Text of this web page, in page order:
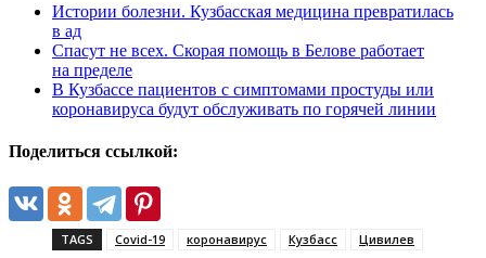
Истории болезни. Кузбасская медицина превратилась
в ад
Спасут не всех. Скорая помощь в Белове работает
на пределе
В Кузбассе пациентов с симптомами простуды или
коронавируса будут обслуживать по горячей линии
Поделиться ссылкой:
TAGS Covid-19 коронавирус Кузбасс Цивилев